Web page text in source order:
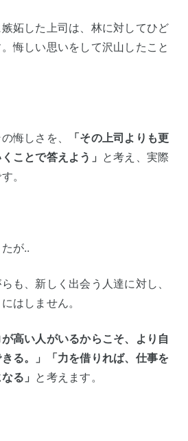
妬した上司は、林に対してひど
悔しい思いをして沢山したこと
悔しさを、
「その上司よりも更
ことで答えよう」 と考え、実際
。
が..
も、新しく出会う人達に対し、
はしません。
が高い人がいるからこそ、より自
る。」「力を借りれば、仕事を
る」 と考えます。